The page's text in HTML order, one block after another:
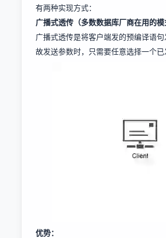
有两种实现方式：
广播式透传（多数数据库厂商在用的模
广播式透传是将客户端发的预编译语
故发送参数时，只需要任意选择一个已
优势：